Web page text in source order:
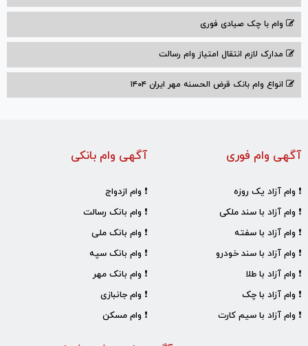
وام با‌ چک صیادی‌ فوری
مدارک لازم انتقال امتیاز وام رسالت
انواع وام بانک قرض الحسنه مهر ایران ۱۴۰۴
آگهی وام بانکی
❗ وام ازدواج
❗ وام بانک رسالت
❗ وام بانک ملی
❗ وام بانک سپه
❗ وام بانک مهر
❗ وام جانبازی
❗ وام مسکن
آگهی وام فوری
❗ وام آزاد یک روزه
❗ وام آزاد با سند ملکی
❗ وام آزاد با سفته
❗ وام آزاد با سند خودرو
❗ وام آزاد با طلا
❗ وام آزاد با چک
❗ وام آزاد با سیم کارت